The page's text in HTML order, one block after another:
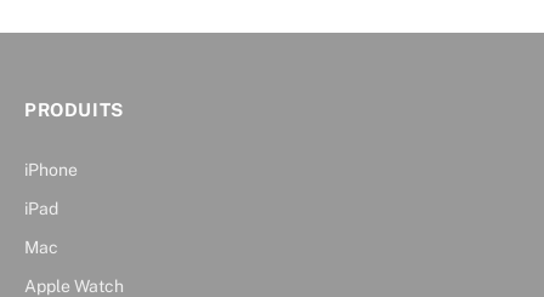
PRODUITS
iPhone
iPad
Mac
Apple Watch